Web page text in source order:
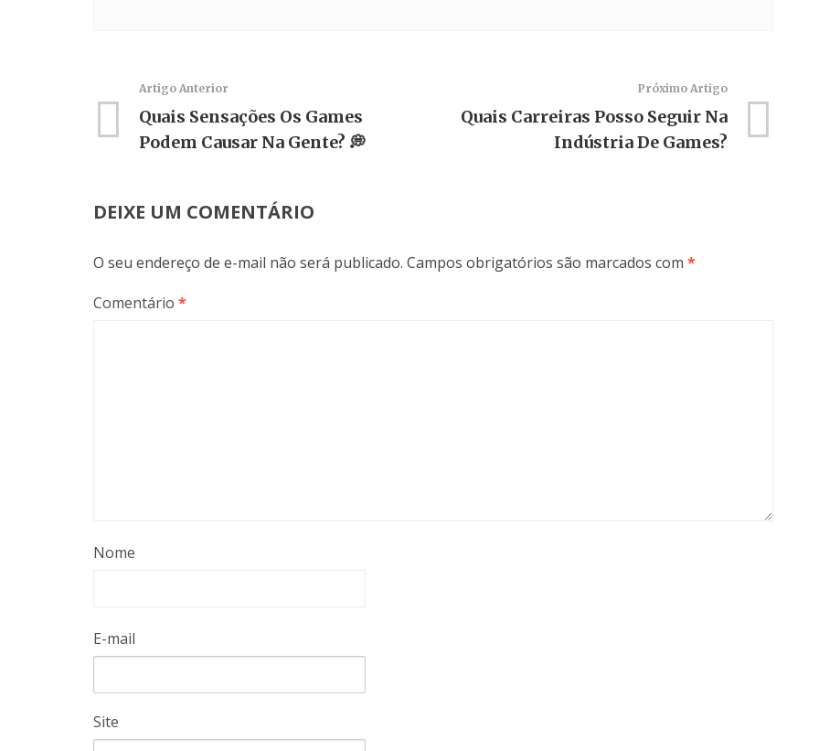
Artigo Anterior
Quais Sensações Os Games
Podem Causar Na Gente? 💭
Próximo Artigo
Quais Carreiras Posso Seguir Na
Indústria De Games?
DEIXE UM COMENTÁRIO
O seu endereço de e-mail não será publicado. Campos obrigatórios são marcados com *
Comentário *
Nome
E-mail
Site